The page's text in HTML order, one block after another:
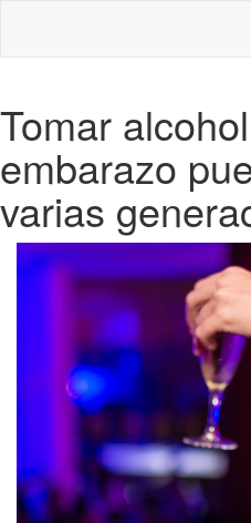
Tomar
embarazo
varias